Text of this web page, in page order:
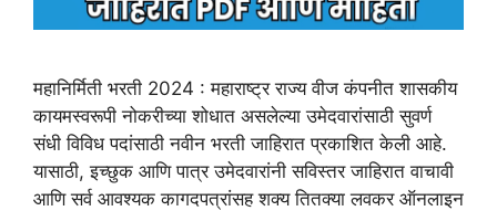
महानिर्मिती भरती 2024 : महाराष्ट्र राज्य वीज कंपनीत शासकीय
कायमस्वरूपी नोकरीच्या शोधात असलेल्या उमेदवारांसाठी सुवर्ण
संधी विविध पदांसाठी नवीन भरती जाहिरात प्रकाशित केली आहे.
यासाठी, इच्छुक आणि पात्र उमेदवारांनी सविस्तर जाहिरात वाचावी
आणि सर्व आवश्यक कागदपत्रांसह शक्य तितक्या लवकर ऑनलाइन